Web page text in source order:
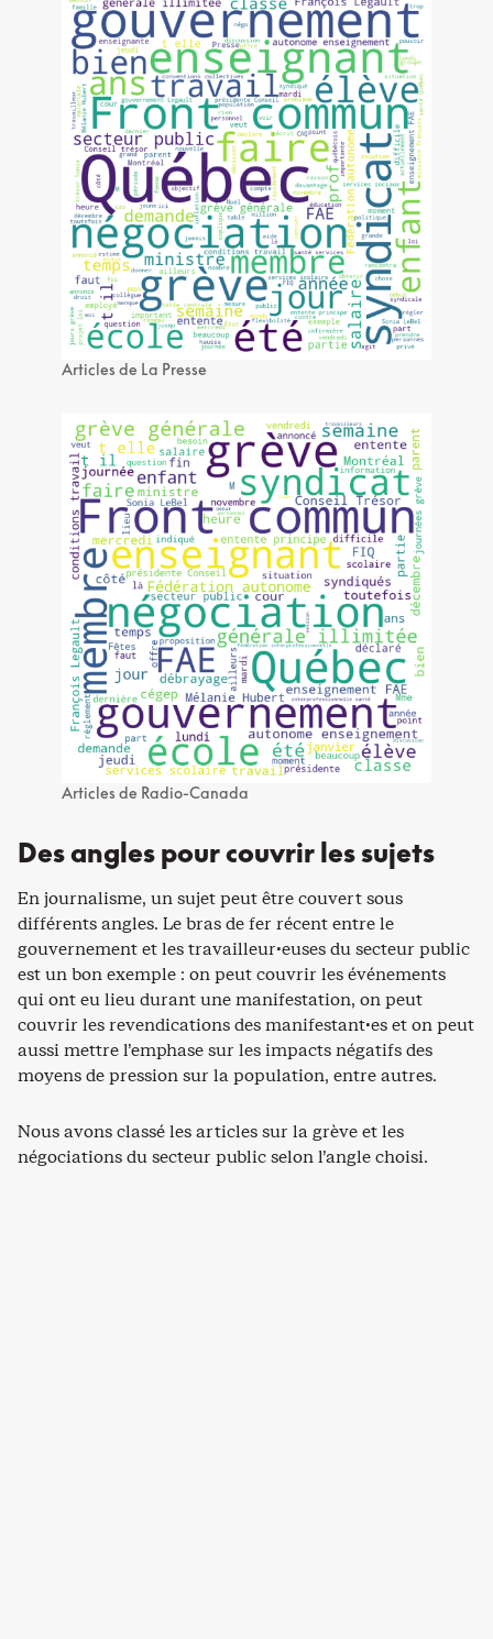
Articles de La Presse
Articles de Radio-Canada
Des angles pour couvrir les sujets
En journalisme, un sujet peut être couvert sous
différents angles. Le bras de fer récent entre le
gouvernement et les travailleur·euses du secteur public
est un bon exemple : on peut couvrir les événements
qui ont eu lieu durant une manifestation, on peut
couvrir les revendications des manifestant·es et on peut
aussi mettre l’emphase sur les impacts négatifs des
moyens de pression sur la population, entre autres.
Nous avons classé les articles sur la grève et les
négociations du secteur public selon l’angle choisi.